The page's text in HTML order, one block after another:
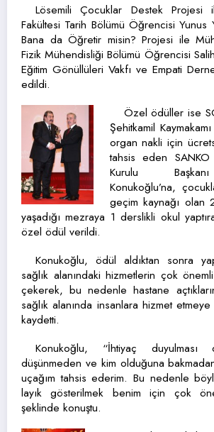
Lösemili Çocuklar Destek Projesi
Fakültesi Tarih Bölümü Öğrencisi Yunus
Bana da Öğretir misin? Projesi ile
Fizik Mühendisliği Bölümü Öğrencisi
Eğitim Gönüllüleri Vakfı ve Empati
edildi.
Özel ödüller ise
Şehitkamil
organ nakli için
tahsis eden
Kurulu
Konukoğlu’na,
geçim kaynağı olan
yaşadığı mezraya 1 derslikli okul
özel ödül verildi.
Konukoğlu, ödül aldıktan sonra
sağlık alanındaki hizmetlerin çok
çekerek, bu nedenle hastane
sağlık alanında insanlara hizmet
kaydetti.
Konukoğlu, “İhtiyaç duyulması
düşünmeden ve kim olduğuna
uçağım tahsis ederim. Bu nedenle
layık gösterilmek benim için çok
şeklinde konuştu.